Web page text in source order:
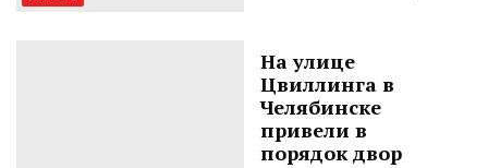
На улице
Цвиллинга в
Челябинске
привели в
порядок двор